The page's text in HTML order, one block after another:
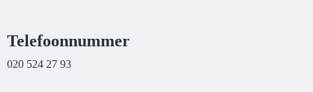
Telefoonnummer
020 524 27 93